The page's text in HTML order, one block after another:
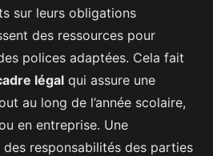
sur leurs obligations
des ressources pour
polices adaptées. Cela fait
légal qui assure une
au long de l’année scolaire,
en entreprise. Une
responsabilités des parties